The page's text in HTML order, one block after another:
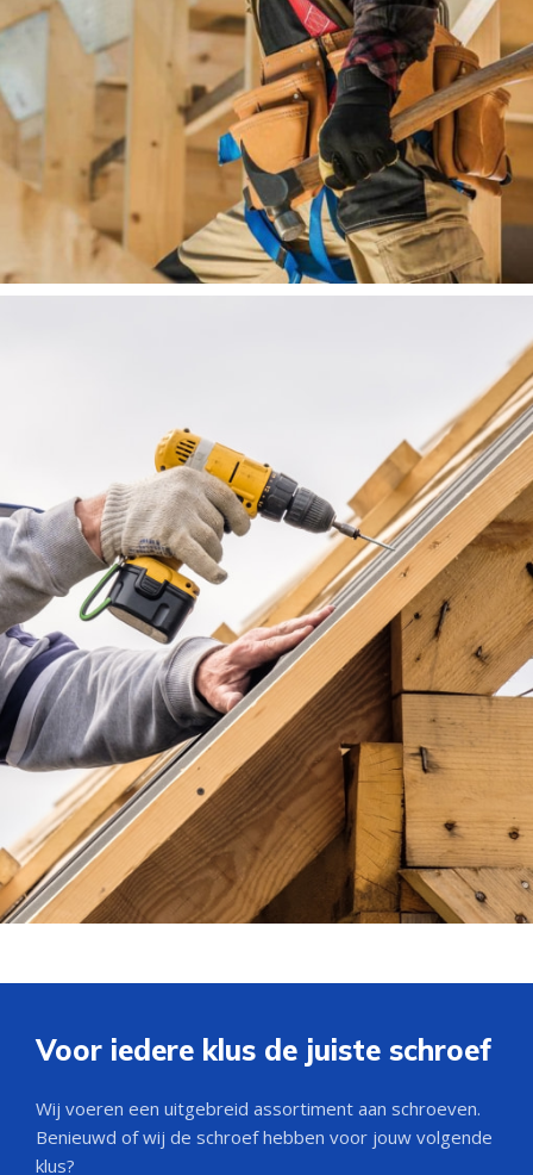
Voor iedere klus de juiste schroef
Wij voeren een uitgebreid assortiment aan schroeven.
Benieuwd of wij de schroef hebben voor jouw volgende
klus?